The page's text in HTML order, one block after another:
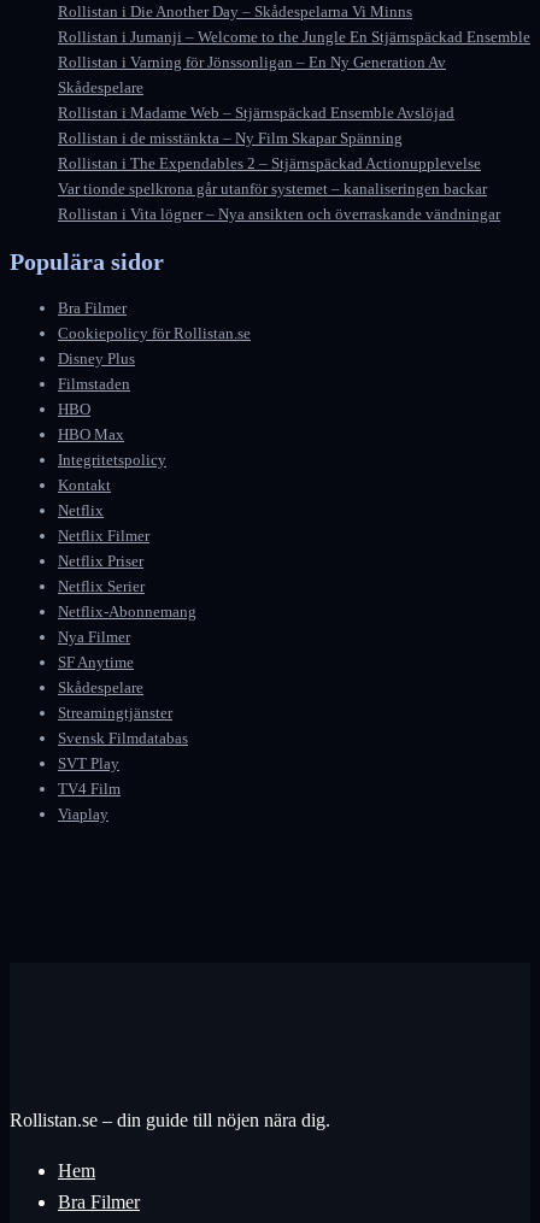
Rollistan i Die Another Day – Skådespelarna Vi Minns
Rollistan i Jumanji – Welcome to the Jungle En Stjärnspäckad Ensemble
Rollistan i Varning för Jönssonligan – En Ny Generation Av
Skådespelare
Rollistan i Madame Web – Stjärnspäckad Ensemble Avslöjad
Rollistan i de misstänkta – Ny Film Skapar Spänning
Rollistan i The Expendables 2 – Stjärnspäckad Actionupplevelse
Var tionde spelkrona går utanför systemet – kanaliseringen backar
Rollistan i Vita lögner – Nya ansikten och överraskande vändningar
Populära sidor
Bra Filmer
Cookiepolicy för Rollistan.se
Disney Plus
Filmstaden
HBO
HBO Max
Integritetspolicy
Kontakt
Netflix
Netflix Filmer
Netflix Priser
Netflix Serier
Netflix-Abonnemang
Nya Filmer
SF Anytime
Skådespelare
Streamingtjänster
Svensk Filmdatabas
SVT Play
TV4 Film
Viaplay
Rollistan.se – din guide till nöjen nära dig.
Hem
Bra Filmer